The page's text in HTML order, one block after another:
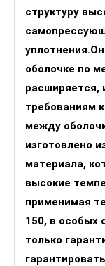
структуру
оболочке по
расширяется,
требованиям
между
изготовлено
материала,
высокие
применимая
150, в особых
только